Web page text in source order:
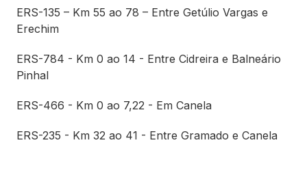
ERS-135 – Km 55 ao 78 – Entre Getúlio Vargas e
Erechim
ERS-784 - Km 0 ao 14 - Entre Cidreira e Balneário
Pinhal
ERS-466 - Km 0 ao 7,22 - Em Canela
ERS-235 - Km 32 ao 41 - Entre Gramado e Canela